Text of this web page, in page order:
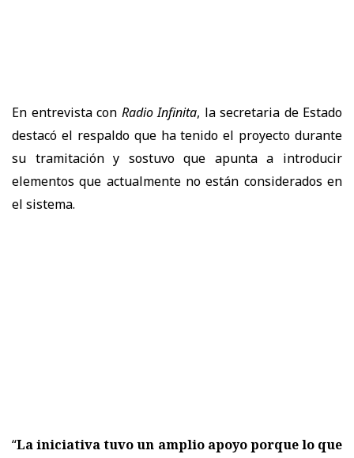
En entrevista con Radio Infinita, la secretaria de Estado
destacó el respaldo que ha tenido el proyecto durante
su tramitación y sostuvo que apunta a introducir
elementos que actualmente no están considerados en
el sistema.
“La iniciativa tuvo un amplio apoyo porque lo que